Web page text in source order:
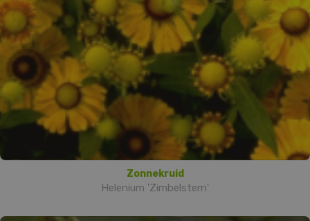
Zonnekruid
Helenium 'Zimbelstern'